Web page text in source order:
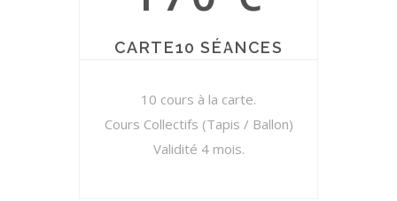
CARTE10 SÉANCES
10 cours à la carte.
Cours Collectifs (Tapis / Ballon)
Validité 4 mois.